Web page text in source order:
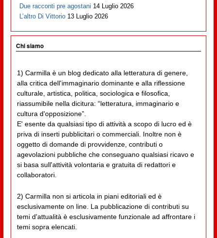
Due racconti pre agostani 14 Luglio 2026
L’altro Di Vittorio 13 Luglio 2026
Chi siamo
1) Carmilla è un blog dedicato alla letteratura di genere,
alla critica dell'immaginario dominante e alla riflessione
culturale, artistica, politica, sociologica e filosofica,
riassumibile nella dicitura: “letteratura, immaginario e
cultura d'opposizione”.
E' esente da qualsiasi tipo di attività a scopo di lucro ed è
priva di inserti pubblicitari o commerciali. Inoltre non è
oggetto di domande di provvidenze, contributi o
agevolazioni pubbliche che conseguano qualsiasi ricavo e
si basa sull'attività volontaria e gratuita di redattori e
collaboratori.
2) Carmilla non si articola in piani editoriali ed è
esclusivamente on line. La pubblicazione di contributi su
temi d'attualità è esclusivamente funzionale ad affrontare i
temi sopra elencati.